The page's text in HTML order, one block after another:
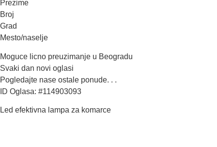
Prezime
Broj
Grad
Mesto/naselje
Moguce licno preuzimanje u Beogradu
Svaki dan novi oglasi
Pogledajte nase ostale ponude. . .
ID Oglasa: #114903093
Led efektivna lampa za komarce